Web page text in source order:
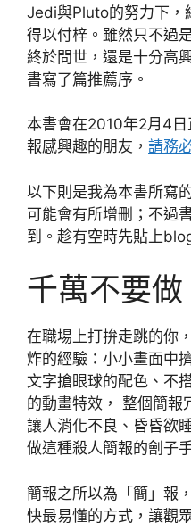
Jedi與Pluto的努力下，
得以付梓。雖然只不過
終於問世，還是十分高
書寫了篇推薦序。
本書會在2010年2月4
報感興趣的朋友， 請務
以下則是我為本書所寫
可能會有所增刪；不過
到。趁有空時先貼上
千萬不要做
在職場上打拚走跳的你
炸的經驗：小小畫面中
文字搶眼球的配色、不
的動畫特效， 整個簡報
讓人消化不良、昏昏欲
做這種殺人簡報的劊子手
簡報之所以為「簡」報
快最易懂的方式，讓觀